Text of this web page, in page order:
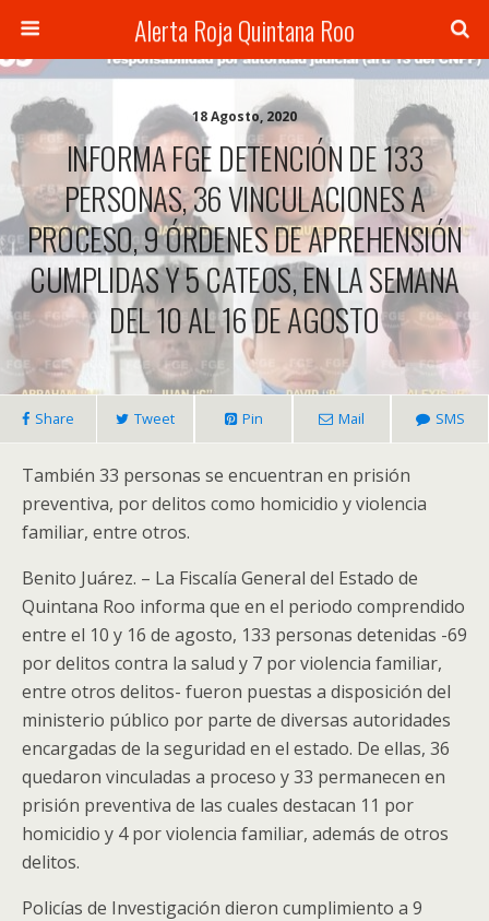
Alerta Roja Quintana Roo
18 Agosto, 2020
INFORMA FGE DETENCIÓN DE 133
PERSONAS, 36 VINCULACIONES A
PROCESO, 9 ÓRDENES DE APREHENSIÓN
CUMPLIDAS Y 5 CATEOS, EN LA SEMANA
DEL 10 AL 16 DE AGOSTO
Share Tweet Pin Mail SMS
También 33 personas se encuentran en prisión
preventiva, por delitos como homicidio y violencia
familiar, entre otros.
Benito Juárez. – La Fiscalía General del Estado de
Quintana Roo informa que en el periodo comprendido
entre el 10 y 16 de agosto, 133 personas detenidas -69
por delitos contra la salud y 7 por violencia familiar,
entre otros delitos- fueron puestas a disposición del
ministerio público por parte de diversas autoridades
encargadas de la seguridad en el estado. De ellas, 36
quedaron vinculadas a proceso y 33 permanecen en
prisión preventiva de las cuales destacan 11 por
homicidio y 4 por violencia familiar, además de otros
delitos.
Policías de Investigación dieron cumplimiento a 9